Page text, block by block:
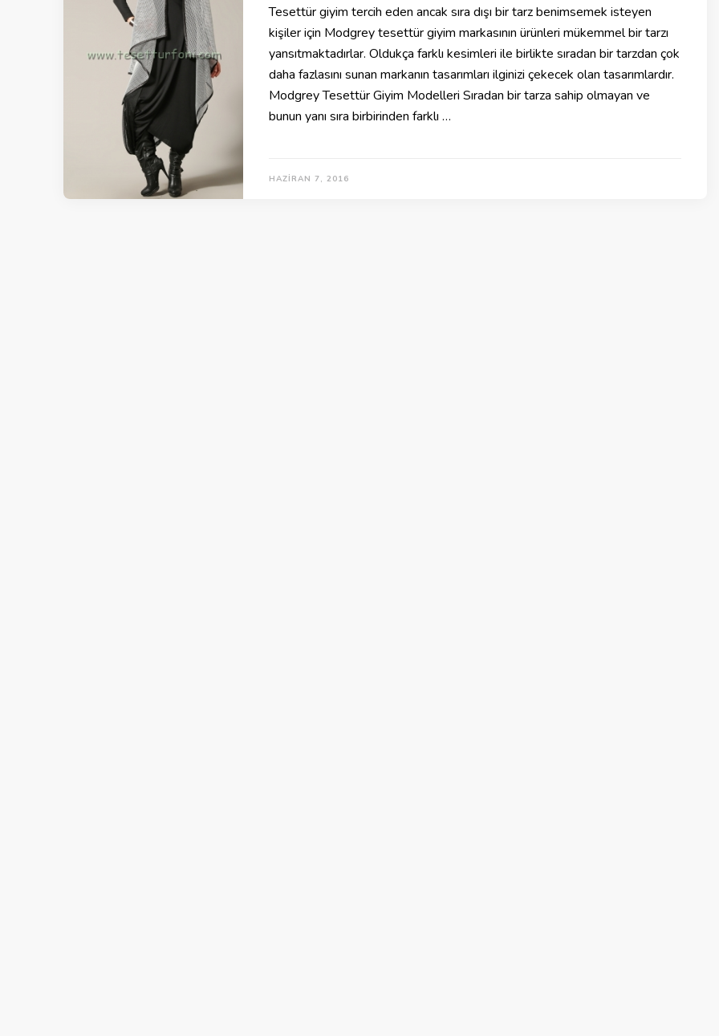
Tesettür giyim tercih eden ancak sıra dışı bir tarz benimsemek isteyen
kişiler için Modgrey tesettür giyim markasının ürünleri mükemmel bir tarzı
yansıtmaktadırlar. Oldukça farklı kesimleri ile birlikte sıradan bir tarzdan çok
daha fazlasını sunan markanın tasarımları ilginizi çekecek olan tasarımlardır.
Modgrey Tesettür Giyim Modelleri Sıradan bir tarza sahip olmayan ve
bunun yanı sıra birbirinden farklı …
HAZIRAN 7, 2016